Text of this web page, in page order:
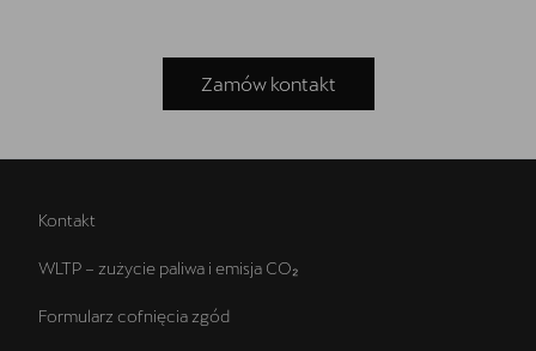
Zamów kontakt
Kontakt
WLTP – zużycie paliwa i emisja CO₂
Formularz cofnięcia zgód